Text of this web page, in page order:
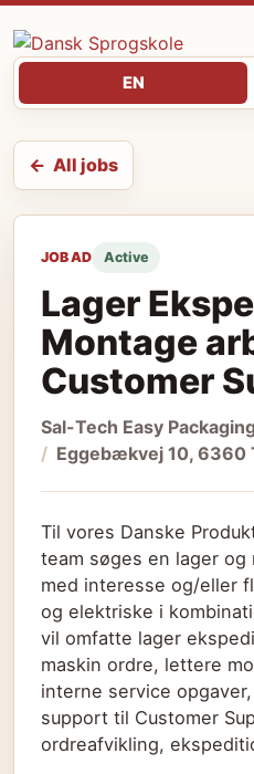
EN
All jobs
JOB AD Active
Lager
Montage
Customer
Sal-Tech Easy
Eggebækvej 10, 6360
Til vores Danske
team søges en lager og
med interesse og/eller
og elektriske i
vil omfatte lager
maskin ordre, lettere
interne service
support til Customer
ordreafvikling,